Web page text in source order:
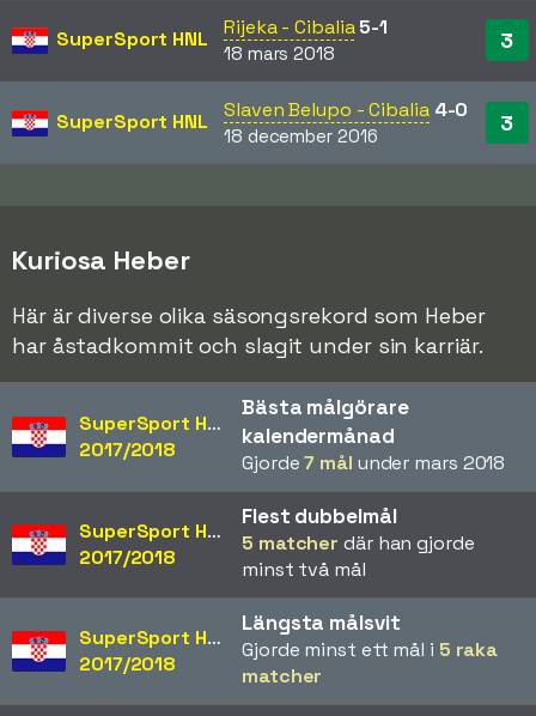
SuperSport HNL Rijeka - Cibalia 5-1
18 mars 2018 3
SuperSport HNL Slaven Belupo - Cibalia 4-0
18 december 2016 3
Kuriosa Heber
Här är diverse olika säsongsrekord som Heber
har åstadkommit och slagit under sin karriär.
SuperSport HNL
2017/2018
Bästa målgörare
kalendermånad
Gjorde7 mål under mars 2018
SuperSport HNL
2017/2018
Flest dubbelmål
5 matcher där han gjorde
minst två mål
SuperSport HNL
2017/2018
Längsta målsvit
Gjorde minst ett mål i 5 raka
matcher